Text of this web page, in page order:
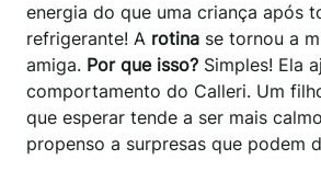
energia do que uma criança após
refrigerante! A rotina se tornou a
amiga. Por que isso? Simples! Ela
comportamento do Calleri. Um
que esperar tende a ser mais
propenso a surpresas que podem